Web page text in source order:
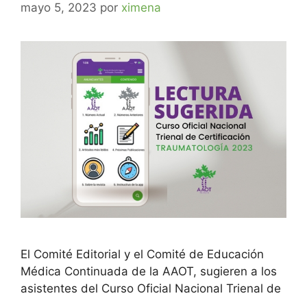
mayo 5, 2023 por ximena
El Comité Editorial y el Comité de Educación
Médica Continuada de la AAOT, sugieren a los
asistentes del Curso Oficial Nacional Trienal de